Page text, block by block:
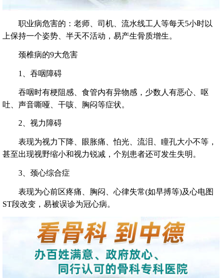
职业病危害的：老师、司机、流水线工人等每天5小时以
上保持一个姿势、半天不活动，易产生骨质增生。
颈椎病的9大危害
1、吞咽障碍
吞咽时有梗阻感、食管内有异物感，少数人有恶心、呕
吐、声音嘶哑、干咳、胸闷等症状。
2、视力障碍
表现为视力下降、眼胀痛、怕光、流泪、瞳孔大小不等，
甚至出现视野缩小和视力锐减，个别患者还可发生失明。
3、颈心综合症
表现为心前区疼痛、胸闷、心律失常(如早搏等)及心电图
ST段改变，易被误诊为冠心病。